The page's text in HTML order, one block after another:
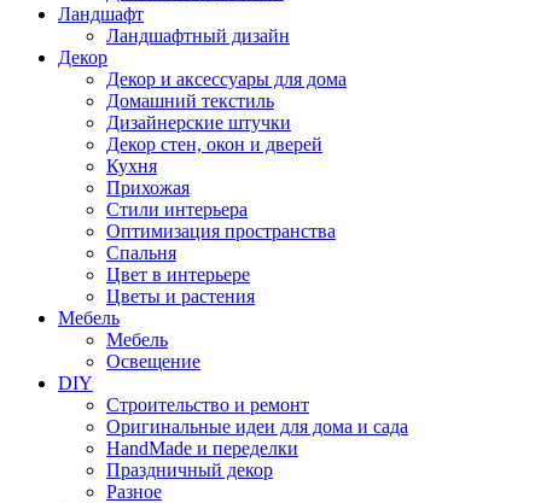
Ландшафт
Ландшафтный дизайн
Декор
Декор и аксессуары для дома
Домашний текстиль
Дизайнерские штучки
Декор стен, окон и дверей
Кухня
Прихожая
Стили интерьера
Оптимизация пространства
Спальня
Цвет в интерьере
Цветы и растения
Мебель
Мебель
Освещение
DIY
Строительство и ремонт
Оригинальные идеи для дома и сада
HandMade и переделки
Праздничный декор
Разное